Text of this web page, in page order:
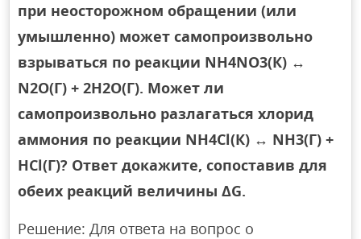
при неосторожном обращении (или
умышленно) может самопроизвольно
взрываться по реакции NН4NО3(К) ↔
N2О(Г) + 2Н2О(Г). Может ли
самопроизвольно разлагаться хлорид
аммония по реакции NН4Сl(К) ↔ NН3(Г) +
НСl(Г)? Ответ докажите, сопоставив для
обеих реакций величины ΔG.
Решение: Для ответа на вопрос о